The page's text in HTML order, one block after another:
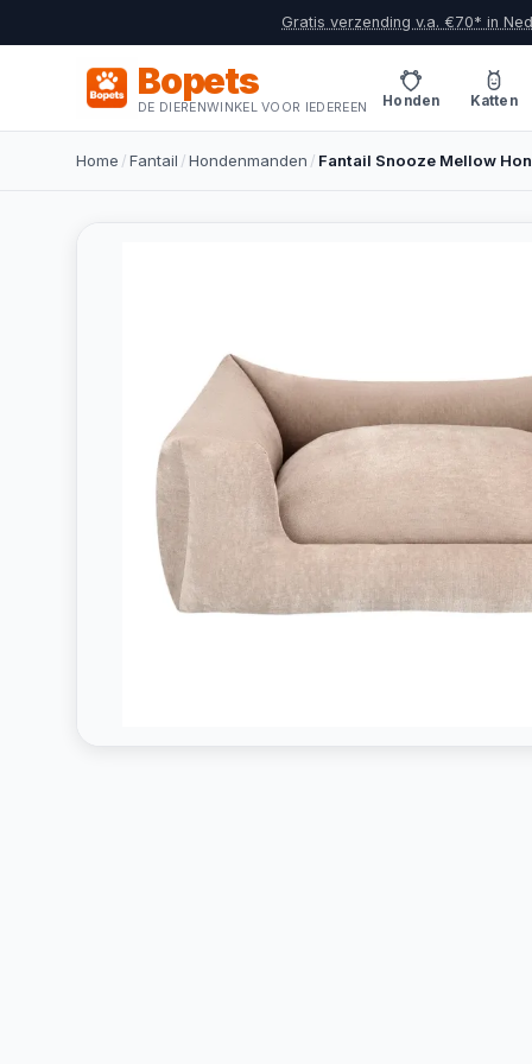
Gratis verzending v.a. €70* in
Bopets
DE DIERENWINKEL VOOR IEDEREEN Honden Katten
Home /Fantail /Hondenmanden / Fantail Snooze Mellow